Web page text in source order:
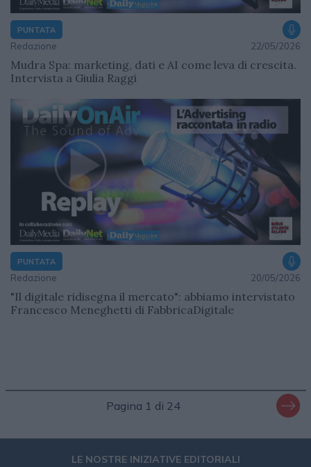
PUNTATA
Redazione 22/05/2026
Mudra Spa: marketing, dati e AI come leva di crescita.
Intervista a Giulia Raggi
PUNTATA
Redazione 20/05/2026
"Il digitale ridisegna il mercato": abbiamo intervistato
Francesco Meneghetti di FabbricaDigitale
Pagina 1 di 24
LE NOSTRE INIZIATIVE EDITORIALI